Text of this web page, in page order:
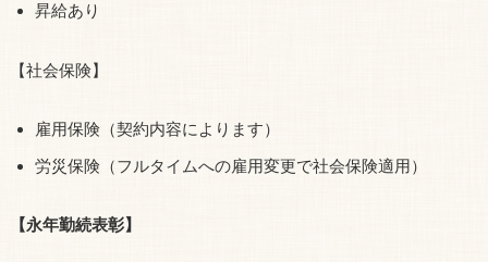
昇給あり
【社会保険】
雇用保険（契約内容によります）
労災保険（フルタイムへの雇用変更で社会保険適用）
【永年勤続表彰】